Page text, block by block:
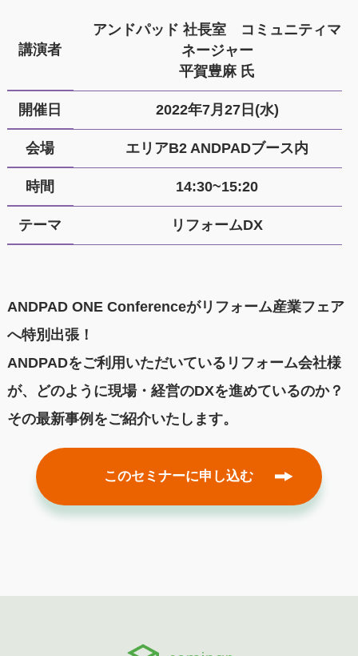
講演者
アンドパッド 社長室 コミュニティマ
ネージャー
平賀豊麻 氏
開催日 2022年7月27日(水)
会場 エリアB2 ANDPADブース内
時間 14:30~15:20
テーマ リフォームDX
ANDPAD ONE Conferenceがリフォーム産業フェア
へ特別出張！
ANDPADをご利用いただいているリフォーム会社様
が、どのように現場・経営のDXを進めているのか？
その最新事例をご紹介いたします。
このセミナーに申し込む